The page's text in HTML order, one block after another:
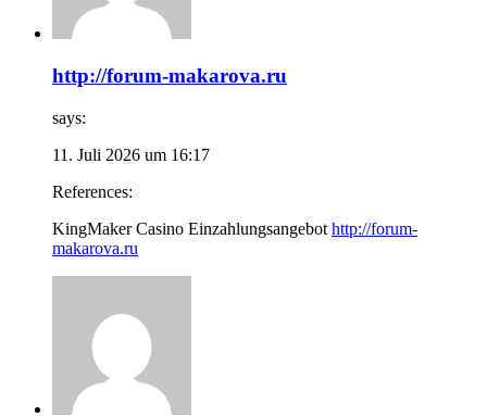
http://forum-makarova.ru
says:
11. Juli 2026 um 16:17
References:
KingMaker Casino Einzahlungsangebot http://forum-
makarova.ru